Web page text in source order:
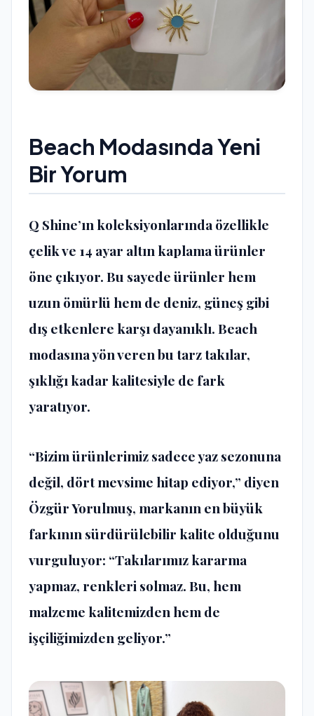
Beach Modasında Yeni
Bir Yorum
Q Shine’ın koleksiyonlarında özellikle
çelik ve 14 ayar altın kaplama ürünler
öne çıkıyor. Bu sayede ürünler hem
uzun ömürlü hem de deniz, güneş gibi
dış etkenlere karşı dayanıklı. Beach
modasına yön veren bu tarz takılar,
şıklığı kadar kalitesiyle de fark
yaratıyor.
“Bizim ürünlerimiz sadece yaz sezonuna
değil, dört mevsime hitap ediyor,” diyen
Özgür Yorulmuş, markanın en büyük
farkının sürdürülebilir kalite olduğunu
vurguluyor: “Takılarımız kararma
yapmaz, renkleri solmaz. Bu, hem
malzeme kalitemizden hem de
işçiliğimizden geliyor.”